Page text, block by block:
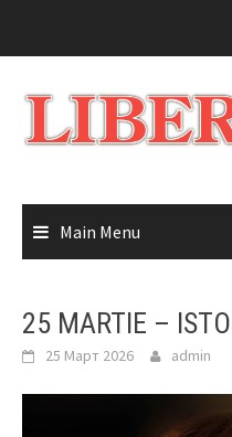
Main Menu
25 MARTIE –
25 Март 2026 admin